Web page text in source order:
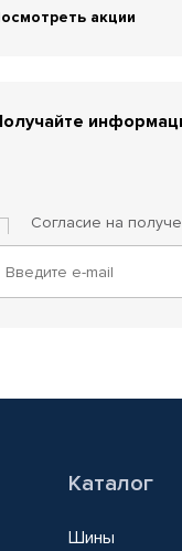
акции
Согласие на
Каталог
Шины